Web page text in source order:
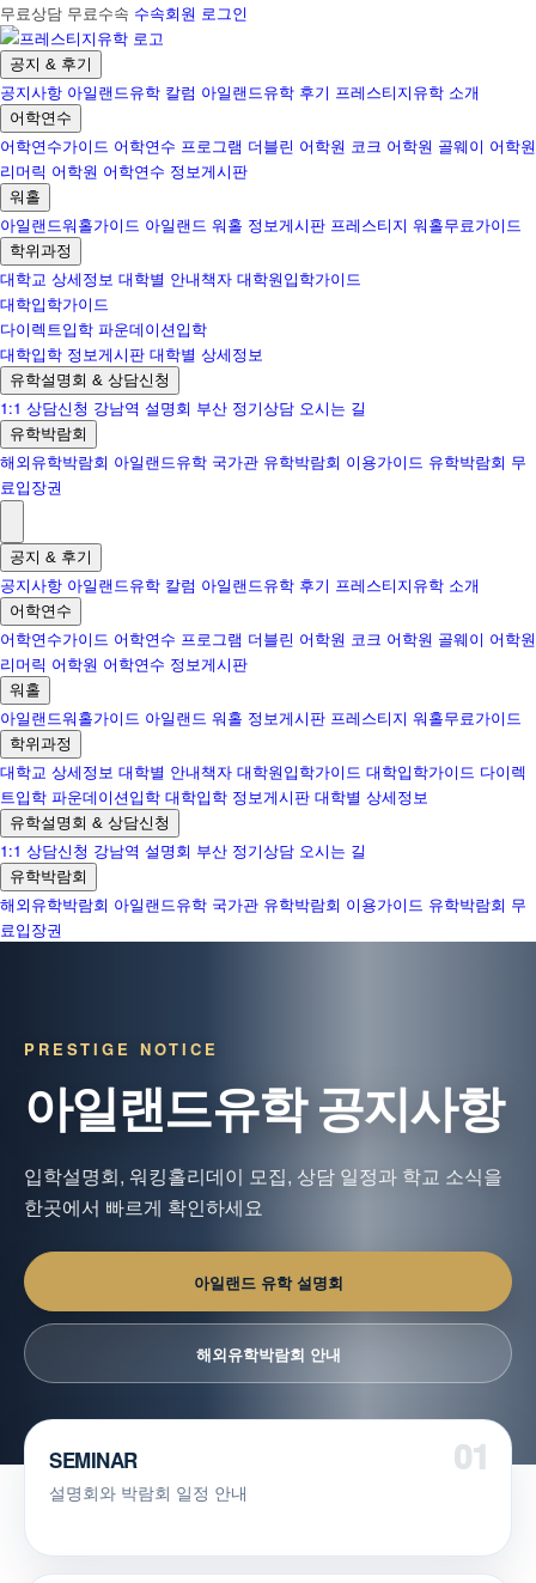
무료상담 무료수속 수속회원 로그인
공지 & 후기
공지사항 아일랜드유학 칼럼 아일랜드유학 후기 프레스티지유학 소개
어학연수
어학연수가이드 어학연수 프로그램 더블린 어학원 코크 어학원 골웨이 어학원
리머릭 어학원 어학연수 정보게시판
워홀
아일랜드워홀가이드 아일랜드 워홀 정보게시판 프레스티지 워홀무료가이드
학위과정
대학교 상세정보 대학별 안내책자 대학원입학가이드
대학입학가이드
다이렉트입학 파운데이션입학
대학입학 정보게시판 대학별 상세정보
유학설명회 & 상담신청
1:1 상담신청 강남역 설명회 부산 정기상담 오시는 길
유학박람회
해외유학박람회 아일랜드유학 국가관 유학박람회 이용가이드 유학박람회 무
료입장권
공지 & 후기
공지사항 아일랜드유학 칼럼 아일랜드유학 후기 프레스티지유학 소개
어학연수
어학연수가이드 어학연수 프로그램 더블린 어학원 코크 어학원 골웨이 어학원
리머릭 어학원 어학연수 정보게시판
워홀
아일랜드워홀가이드 아일랜드 워홀 정보게시판 프레스티지 워홀무료가이드
학위과정
대학교 상세정보 대학별 안내책자 대학원입학가이드 대학입학가이드 다이렉
트입학 파운데이션입학 대학입학 정보게시판 대학별 상세정보
유학설명회 & 상담신청
1:1 상담신청 강남역 설명회 부산 정기상담 오시는 길
유학박람회
해외유학박람회 아일랜드유학 국가관 유학박람회 이용가이드 유학박람회 무
료입장권
PRESTIGE NOTICE
아일랜드유학 공지사항
입학설명회, 워킹홀리데이 모집, 상담 일정과 학교 소식을
한곳에서 빠르게 확인하세요
아일랜드 유학 설명회
해외유학박람회 안내
SEMINAR
설명회와 박람회 일정 안내